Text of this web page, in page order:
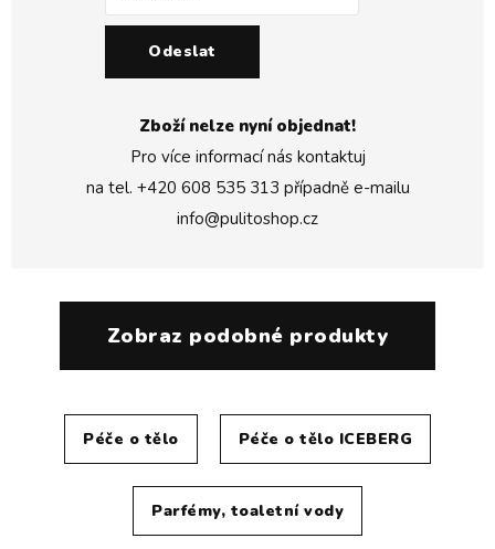
Odeslat
Zboží nelze nyní objednat!
Pro více informací nás kontaktuj
na tel. +420 608 535 313 případně e-mailu
info@pulitoshop.cz
Zobraz podobné produkty
Péče o tělo Péče o tělo ICEBERG
Parfémy, toaletní vody